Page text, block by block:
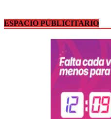
ESPACIO PUBLICITARIO